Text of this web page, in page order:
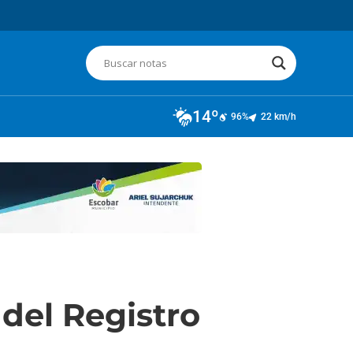
14º 96% 22 km/h
Registro